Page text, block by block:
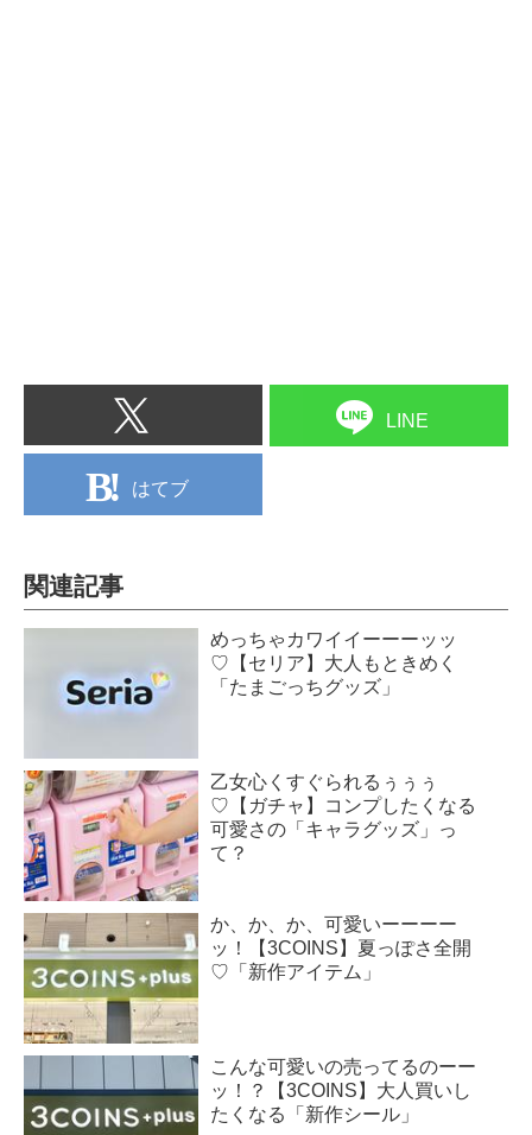
LINE
はてブ
関連記事
めっちゃカワイイーーーッッ
♡【セリア】大人もときめく
「たまごっちグッズ」
乙女心くすぐられるぅぅぅ
♡【ガチャ】コンプしたくなる
可愛さの「キャラグッズ」っ
て？
か、か、か、可愛いーーーー
ッ！【3COINS】夏っぽさ全開
♡「新作アイテム」
こんな可愛いの売ってるのーー
ッ！？【3COINS】大人買いし
たくなる「新作シール」